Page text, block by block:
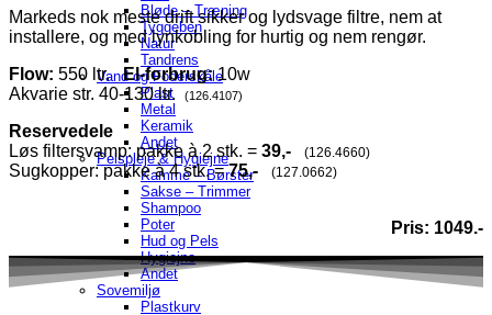
Bløde – Træning
Tyggeben
Natur
Tandrens
Vand og Foderskåle
Plast
Metal
Keramik
Andet
Pelspleje & Hygiejne
Kamme – Børster
Sakse – Trimmer
Shampoo
Poter
Hud og Pels
Hygiejne
Andet
Sovemiljø
Plastkurv
Markeds nok meste drift sikker og lydsvage filtre, nem at
installere, og med lynkobling for hurtig og nem rengør.
Flow: 550 ltr.El-forbrug:10w
Akvarie str. 40-130 ltr.
(126.4107)
Reservedele
Løs filtersvamp: pakke à 2 stk. = 39,- (126.4660)
Sugkopper: pakke à 4 stk. =75,- (127.0662)
Pris: 1049.-